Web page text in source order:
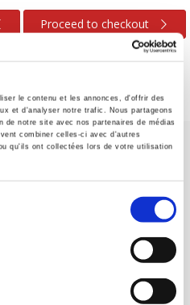
le contenu et les annonces, d'offrir des
et d'analyser notre trafic. Nous partageons
de notre site avec nos partenaires de médias
combiner celles-ci avec d'autres
qu'ils ont collectées lors de votre utilisation
Proceed to checkout
has a threefold role: to publish
works for student use, and to